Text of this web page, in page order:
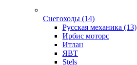
Снегоходы (14)
Русская механика (13)
Ирбис моторс
Итлан
ЯВТ
Stels